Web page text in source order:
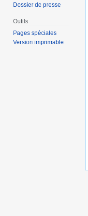
Dossier de presse
Outils
Pages spéciales
Version imprimable